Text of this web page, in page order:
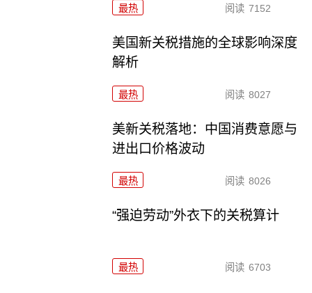
最热 阅读 7152
美国新关税措施的全球影响深度
解析
最热 阅读 8027
美新关税落地：中国消费意愿与
进出口价格波动
最热 阅读 8026
“强迫劳动”外衣下的关税算计
最热 阅读 6703